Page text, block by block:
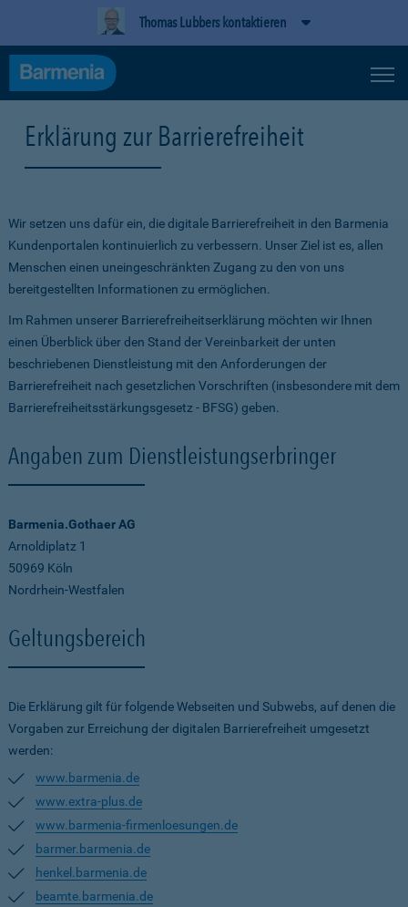
Thomas Lubbers kontaktieren
Erklärung zur Barrierefreiheit
Wir setzen uns dafür ein, die digitale Barrierefreiheit in den Barmenia
Kundenportalen kontinuierlich zu verbessern. Unser Ziel ist es, allen
Menschen einen uneingeschränkten Zugang zu den von uns
bereitgestellten Informationen zu ermöglichen.
Im Rahmen unserer Barrierefreiheitserklärung möchten wir Ihnen
einen Überblick über den Stand der Vereinbarkeit der unten
beschriebenen Dienstleistung mit den Anforderungen der
Barrierefreiheit nach gesetzlichen Vorschriften (insbesondere mit dem
Barrierefreiheitsstärkungsgesetz - BFSG) geben.
Angaben zum Dienstleistungserbringer
Barmenia.Gothaer AG
Arnoldiplatz 1
50969 Köln
Nordrhein-Westfalen
Geltungsbereich
Die Erklärung gilt für folgende Webseiten und Subwebs, auf denen die
Vorgaben zur Erreichung der digitalen Barrierefreiheit umgesetzt
werden:
www.barmenia.de
www.extra-plus.de
www.barmenia-firmenloesungen.de
barmer.barmenia.de
henkel.barmenia.de
beamte.barmenia.de